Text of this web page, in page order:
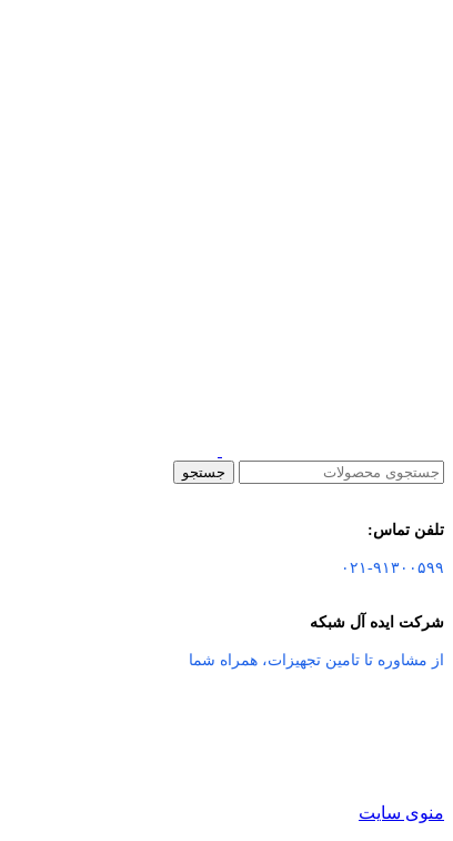
جستجو
تلفن تماس:
۰۲۱-۹۱۳۰۰۵۹۹
شرکت ایده آل شبکه
از مشاوره تا تامین تجهیزات، همراه شما
منوی سایت